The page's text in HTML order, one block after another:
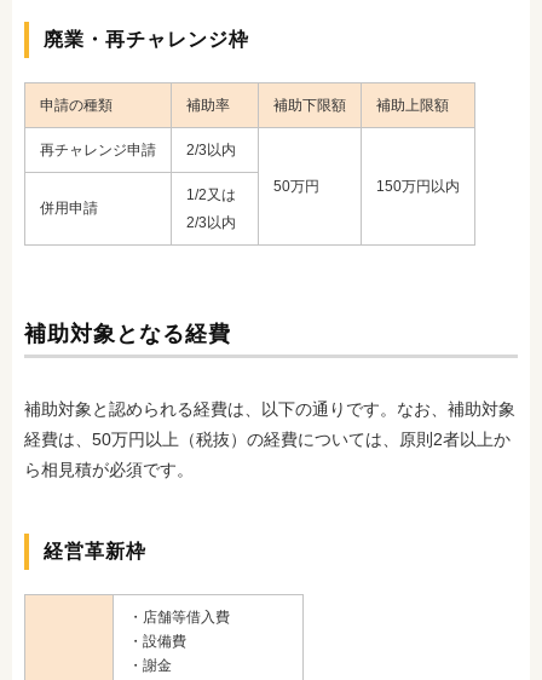
廃業・再チャレンジ枠
申請の種類 補助率 補助下限額 補助上限額
再チャレンジ申請 2/3以内
50万円
150万円以内
併用申請
1/2又は
2/3以内
補助対象となる経費
補助対象と認められる経費は、以下の通りです。なお、補助対象
経費は、50万円以上（税抜）の経費については、原則2者以上か
ら相見積が必須です。
経営革新枠
・店舗等借入費
・設備費
・謝金